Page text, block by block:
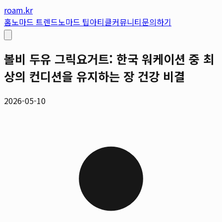
roam.kr
홈노마드 트렌드노마드 팁아티클커뮤니티문의하기
볼비 두유 그릭요거트: 한국 워케이션 중 최
상의 컨디션을 유지하는 장 건강 비결
2026-05-10